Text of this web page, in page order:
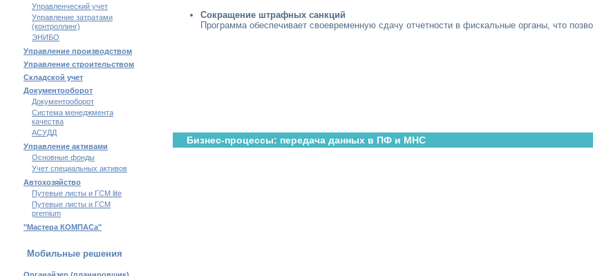
Управленческий учет
Управление затратами
(контроллинг)
ЭНИБО
Управление производством
Управление строительством
Складской учет
Документооборот
Документооборот
Система менеджмента
качества
АСУДД
Управление активами
Основные фонды
Учет специальных активов
Автохозяйство
Путевые листы и ГСМ lite
Путевые листы и ГСМ
premium
"Мастера КОМПАСа"
Мобильные решения
Сокращение штрафных санкций
Программа обеспечивает своевременную сдачу отчетности в фискальные органы, что
Бизнес-процессы: передача данных в ПФ и МНС